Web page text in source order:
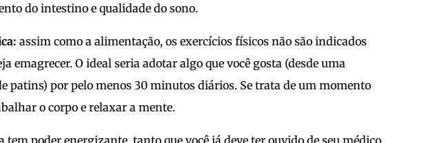
do intestino e qualidade do sono.
assim como a alimentação, os exercícios físicos não são indicados
emagrecer. O ideal seria adotar algo que você gosta (desde uma
patins) por pelo menos 30 minutos diários. Se trata de um momento
o corpo e relaxar a mente.
tem poder energizante, tanto que você já deve ter ouvido de seu médico